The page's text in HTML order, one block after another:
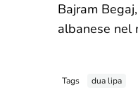
Bajram
albanese nel
Tags dua lipa